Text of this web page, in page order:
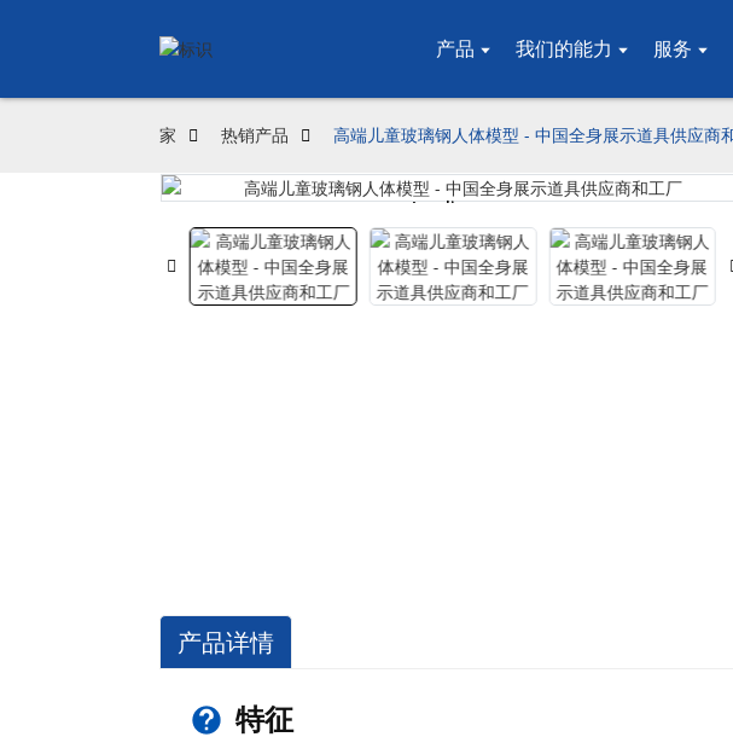
产品 我们的能力 服务
家 热销产品 高端儿童玻璃钢人体模型 - 中国全身展示道具供应商
Loading...
Loading...
产品详情
特征